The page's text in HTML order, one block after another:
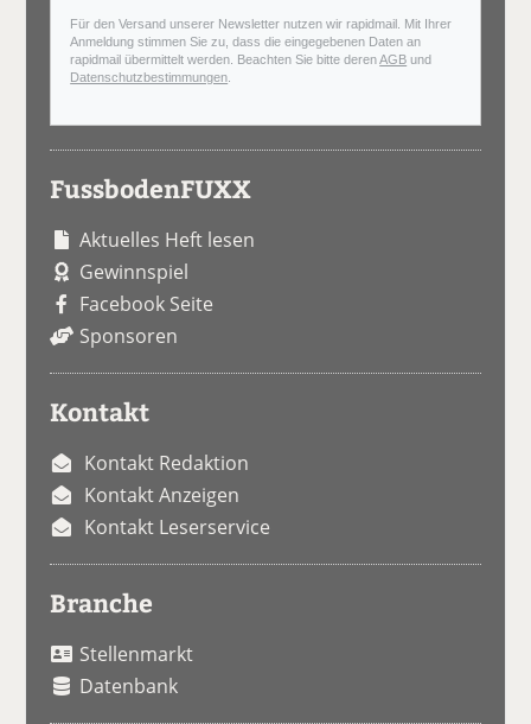
Für den Versand unserer Newsletter nutzen wir rapidmail. Mit Ihrer
Anmeldung stimmen Sie zu, dass die eingegebenen Daten an
rapidmail übermittelt werden. Beachten Sie bitte derenAGB und
Datenschutzbestimmungen
FussbodenFUXX
Aktuelles Heft lesen
Gewinnspiel
Facebook Seite
Sponsoren
Kontakt
Kontakt Redaktion
Kontakt Anzeigen
Kontakt Leserservice
Branche
Stellenmarkt
Datenbank